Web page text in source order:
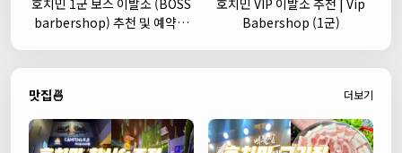
barbershop) 추천 및 예약안
Babershop (1군)
맛집🍜 더보기